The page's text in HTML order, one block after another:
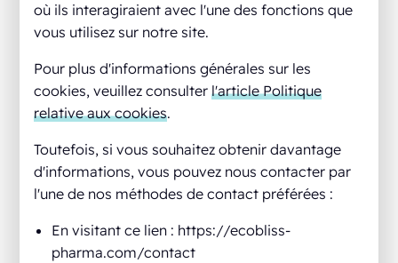
où ils interagiraient avec l'une des fonctions que
vous utilisez sur notre site.
Pour plus d'informations générales sur les
cookies, veuillez consulterl'article Politique
relative aux cookies.
Toutefois, si vous souhaitez obtenir davantage
d'informations, vous pouvez nous contacter par
l'une de nos méthodes de contact préférées :
En visitant ce lien : https://ecobliss-
pharma.com/contact